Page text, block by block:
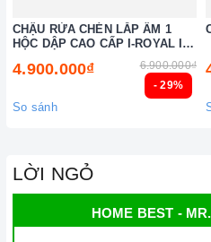
- 29%
CHẬU RỬA CHÉN LẮP ÂM 1
HỘC DẬP CAO CẤP I-ROYAL IR-
4.900.000₫ 6.900.000₫
So sánh
LỜI NGỎ
HOME BEST -